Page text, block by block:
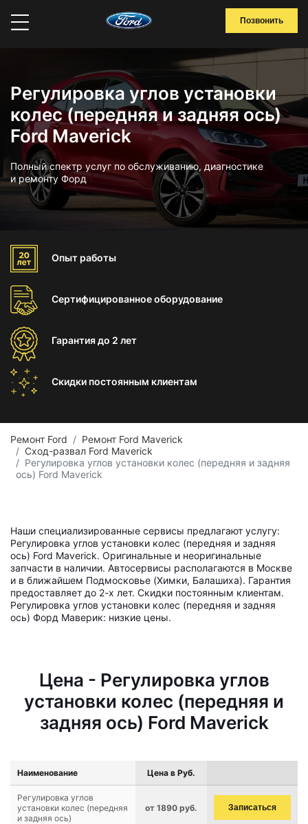
Позвонить
Регулировка углов установки
колес (передняя и задняя ось)
Ford Maverick
Полный спектр услуг по обслуживанию, диагностике
и ремонту Форд
Опыт работы
Сертифицированноеоборудование
Гарантиядо 2 лет
Скидки постоянным клиентам
Ремонт Ford
Ремонт Ford Maverick
Сход-развал Ford Maverick
Регулировка углов установки колес (передняя и задняя
ось) Ford Maverick
Наши специализированные сервисы предлагают услугу:
Регулировка углов установки колес (передняя и задняя
ось) Ford Maverick. Оригинальные и неоригинальные
запчасти в наличии. Автосервисы располагаются в Москве
и в ближайшем Подмосковье (Химки, Балашиха). Гарантия
предоставляет до 2-х лет. Скидки постоянным клиентам.
Регулировка углов установки колес (передняя и задняя
ось) Форд Маверик: низкие цены.
Цена - Регулировка углов
установки колес (передняя и
задняя ось) Ford Maverick
Наименование Цена в Руб.
Регулировка углов
установки колес (передняя
и задняя ось)
от 1890 руб. Записаться